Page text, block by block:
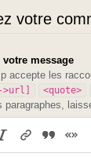
votre
votre message
accepte les
>url]
<quote>
paragraphes,